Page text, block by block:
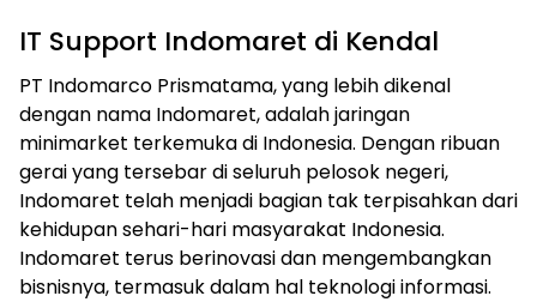
IT Support Indomaret di Kendal
PT Indomarco Prismatama, yang lebih dikenal
dengan nama Indomaret, adalah jaringan
minimarket terkemuka di Indonesia. Dengan ribuan
gerai yang tersebar di seluruh pelosok negeri,
Indomaret telah menjadi bagian tak terpisahkan dari
kehidupan sehari-hari masyarakat Indonesia.
Indomaret terus berinovasi dan mengembangkan
bisnisnya, termasuk dalam hal teknologi informasi.